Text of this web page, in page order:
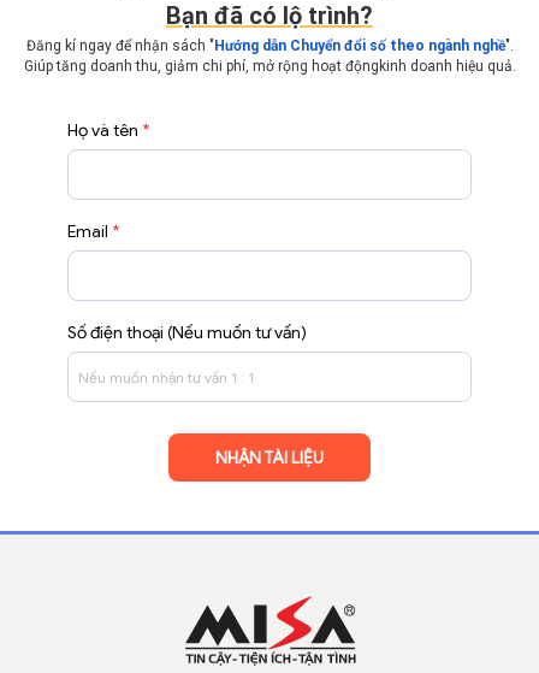
Bạn đã có lộ trình?
Đăng kí ngay để nhận sách " Hướng dẫn Chuyển đổi số theo ngành nghề".
Giúp tăng doanh thu, giảm chi phí, mở rộng hoạt động kinh doanh hiệu quả.
Họ và tên *
Email *
Số điện thoại (Nếu muốn tư vấn)